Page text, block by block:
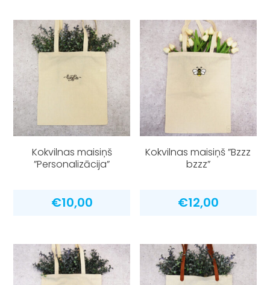
Kokvilnas maisiņš
”Personalizācija”
€10,00
Kokvilnas maisiņš ”Bzzz
bzzz”
€12,00